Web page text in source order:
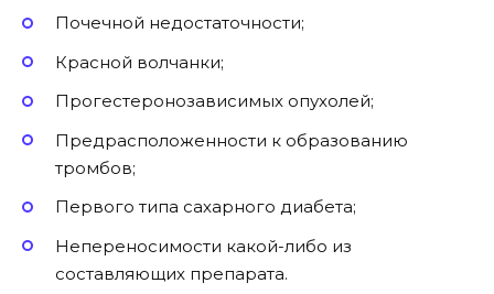
Почечной недостаточности;
Красной волчанки;
Прогестеронозависимых опухолей;
Предрасположенности к образованию
тромбов;
Первого типа сахарного диабета;
Непереносимости какой-либо из
составляющих препарата.